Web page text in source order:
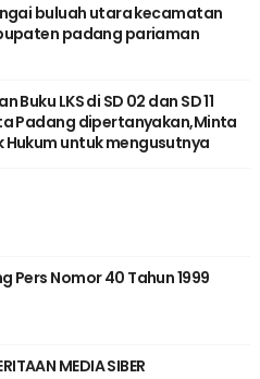
buluah utara kecamatan
padang pariaman
Buku LKS di SD 02 dan SD 11
Padang dipertanyakan,Minta
untuk mengusutnya
Pers Nomor 40 Tahun 1999
MEDIA SIBER